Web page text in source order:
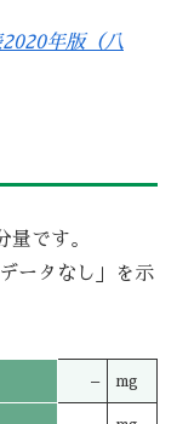
年版（八
量です。
タなし」を示
– mg